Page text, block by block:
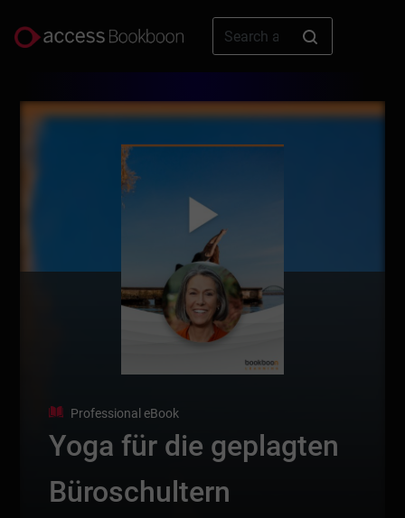
Professional eBook
Yoga für die geplagten
Büroschultern